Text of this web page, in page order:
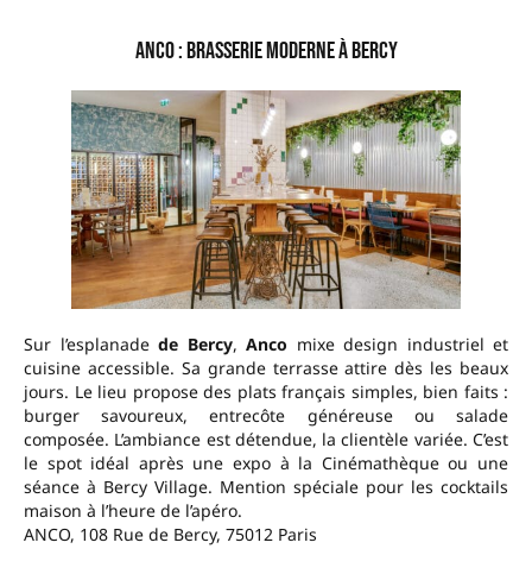
Anco : brasserie moderne à Bercy
Sur l’esplanade de Bercy, Anco mixe design industriel et
cuisine accessible. Sa grande terrasse attire dès les beaux
jours. Le lieu propose des plats français simples, bien faits :
burger savoureux, entrecôte généreuse ou salade
composée. L’ambiance est détendue, la clientèle variée. C’est
le spot idéal après une expo à la Cinémathèque ou une
séance à Bercy Village. Mention spéciale pour les cocktails
maison à l’heure de l’apéro.
ANCO, 108 Rue de Bercy, 75012 Paris